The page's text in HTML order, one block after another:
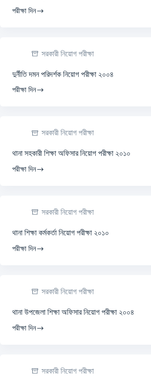
পরীক্ষা দিন
সরকারী নিয়োগ পরীক্ষা
দুর্নীতি দমন পরিদর্শক নিয়োগ পরীক্ষা ২০০৪
পরীক্ষা দিন
সরকারী নিয়োগ পরীক্ষা
থানা সহকারী শিক্ষা অফিসার নিয়োগ পরীক্ষা ২০১০
পরীক্ষা দিন
সরকারী নিয়োগ পরীক্ষা
থানা শিক্ষা কর্মকর্তা নিয়োগ পরীক্ষা ২০১০
পরীক্ষা দিন
সরকারী নিয়োগ পরীক্ষা
থানা উপজেলা শিক্ষা অফিসার নিয়োগ পরীক্ষা ২০০৪
পরীক্ষা দিন
সরকারী নিয়োগ পরীক্ষা